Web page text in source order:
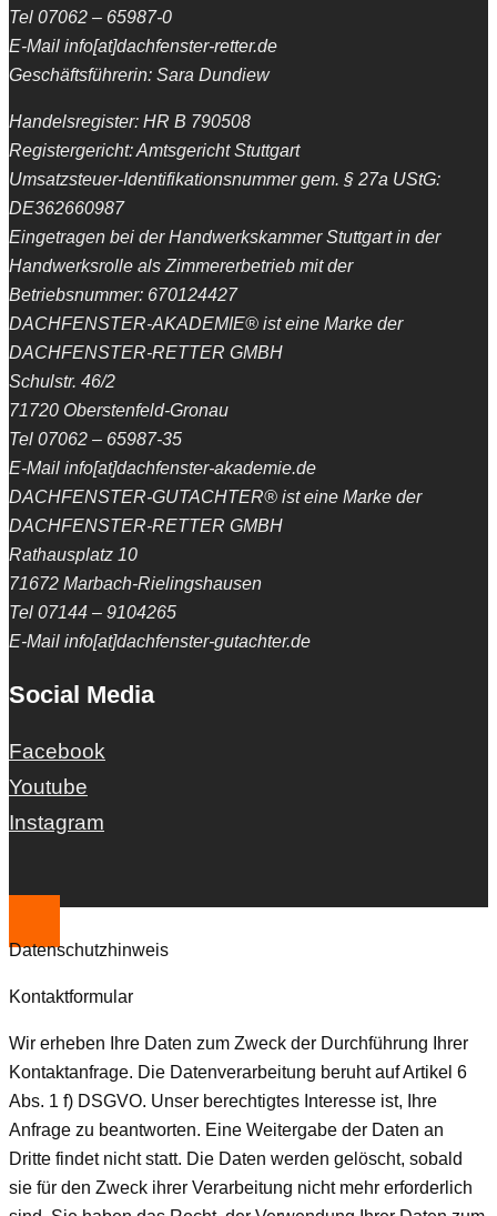
Tel 07062 – 65987-0
E-Mail info[at]dachfenster-retter.de
Geschäftsführerin: Sara Dundiew
Handelsregister: HR B 790508
Registergericht: Amtsgericht Stuttgart
Umsatzsteuer-Identifikationsnummer gem. § 27a UStG:
DE362660987
Eingetragen bei der Handwerkskammer Stuttgart in der
Handwerksrolle als Zimmererbetrieb mit der
Betriebsnummer: 670124427
DACHFENSTER-AKADEMIE® ist eine Marke der
DACHFENSTER-RETTER GMBH
Schulstr. 46/2
71720 Oberstenfeld-Gronau
Tel 07062 – 65987-35
E-Mail info[at]dachfenster-akademie.de
DACHFENSTER-GUTACHTER® ist eine Marke der
DACHFENSTER-RETTER GMBH
Rathausplatz 10
71672 Marbach-Rielingshausen
Tel 07144 – 9104265
E-Mail info[at]dachfenster-gutachter.de
Social Media
Facebook
Youtube
Instagram
Datenschutzhinweis
Kontaktformular
Wir erheben Ihre Daten zum Zweck der Durchführung Ihrer
Kontaktanfrage. Die Datenverarbeitung beruht auf Artikel 6
Abs. 1 f) DSGVO. Unser berechtigtes Interesse ist, Ihre
Anfrage zu beantworten. Eine Weitergabe der Daten an
Dritte findet nicht statt. Die Daten werden gelöscht, sobald
sie für den Zweck ihrer Verarbeitung nicht mehr erforderlich